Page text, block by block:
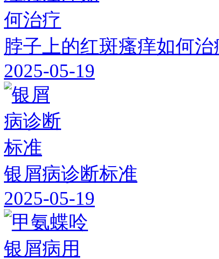
脖子上的红斑瘙痒如何治
2025-05-19
银屑病诊断标准
2025-05-19